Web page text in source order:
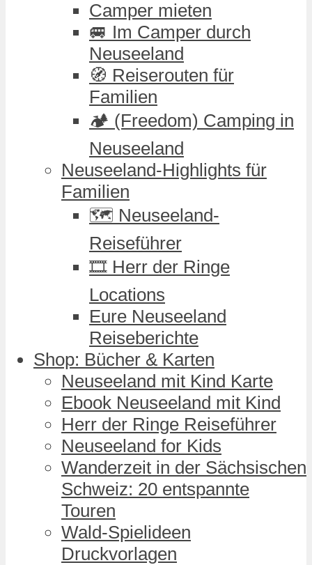
Camper mieten
🚐 Im Camper durch
Neuseeland
🧭 Reiserouten für
Familien
🏕️ (Freedom) Camping in
Neuseeland
Neuseeland-Highlights für
Familien
🗺️ Neuseeland-
Reiseführer
🎞️ Herr der Ringe
Locations
Eure Neuseeland
Reiseberichte
Shop: Bücher & Karten
Neuseeland mit Kind Karte
Ebook Neuseeland mit Kind
Herr der Ringe Reiseführer
Neuseeland for Kids
Wanderzeit in der Sächsischen
Schweiz: 20 entspannte
Touren
Wald-Spielideen
Druckvorlagen